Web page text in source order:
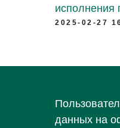
исполнения
2025-02-27
данных на